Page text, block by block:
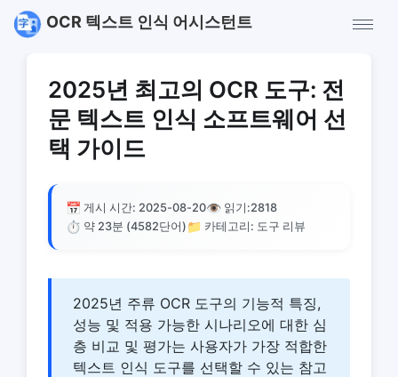
OCR 텍스트 인식 어시스턴트
2025년 최고의 OCR 도구: 전
문 텍스트 인식 소프트웨어 선
택 가이드
📅 게시 시간: 2025-08-20👁️ 읽기:2818
⏱️ 약 23분 (4582단어) 📁 카테고리: 도구 리뷰
2025년 주류 OCR 도구의 기능적 특징,
성능 및 적용 가능한 시나리오에 대한 심
층 비교 및 평가는 사용자가 가장 적합한
텍스트 인식 도구를 선택할 수 있는 참고